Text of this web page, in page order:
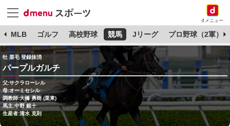
dメニュー
MLB ゴルフ 高校野球 競馬 Jリーグ プロ野球（2軍）
牡 栗毛 登録抹消
パープルガルチ
父:サクラローレル
母:オーミセシル
調教師:大橋 勇樹 (栗東)
馬主:中野 銀十
生産者:清水 克則